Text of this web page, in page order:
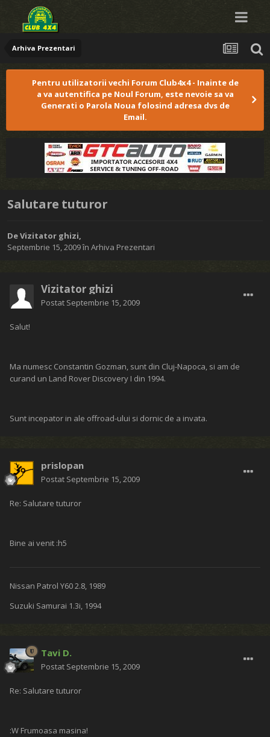
Arhiva Prezentari
Pentru utilizatorii vechi Forum Club4x4 - Inainte de
a va autentifica pe Noul Forum, este nevoie sa va
Generati o Parola Noua folosind adresa dvs de
Email.
Salutare tuturor
De Vizitator ghizi,
Septembrie 15, 2009în Arhiva Prezentari
Vizitator ghizi
Postat Septembrie 15, 2009
Salut!
Ma numesc Constantin Gozman, sunt din Cluj-Napoca, si am de
curand un Land Rover Discovery I din 1994.
Sunt incepator in ale offroad-ului si dornic de a invata.
prislopan
Postat Septembrie 15, 2009
Re: Salutare tuturor
Bine ai venit :h5
Nissan Patrol Y60 2.8, 1989
Suzuki Samurai 1.3i, 1994
Tavi D.
Postat Septembrie 15, 2009
Re: Salutare tuturor
:W Frumoasa masina!